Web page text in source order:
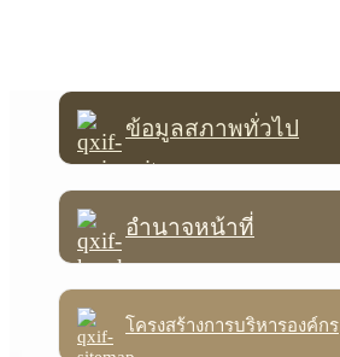
ข้อมูลสภาพทั่วไป
อำนาจหน้าที่
โครงสร้างการบริหารองค์กร